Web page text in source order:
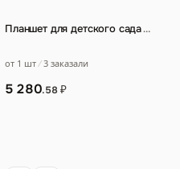
Планшет для детского сада…
от 1 шт 3 заказали
5 280.58₽